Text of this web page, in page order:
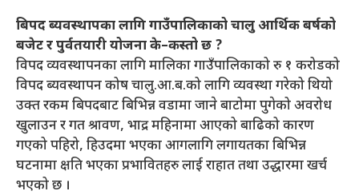
बिपद ब्यवस्थापका लागि गाउँपालिकाको चालु आर्थिक बर्षको
बजेट र पुर्वतयारी योजना के–कस्तो छ ?
विपद व्यवस्थापनका लागि मालिका गाउँपालिकाको रु १ करोडको
विपद ब्यवस्थापन कोष चालु.आ.ब.को लागि व्यवस्था गरेको थियो
उक्त रकम बिपदबाट बिभिन्न वडामा जाने बाटोमा पुगेको अवरोध
खुलाउन र गत श्रावण, भाद्र महिनामा आएको बाढिको कारण
गएको पहिरो, हिउदमा भएका आगलागि लगायतका बिभिन्न
घटनामा क्षति भएका प्रभावितहरु लाई राहात तथा उद्धारमा खर्च
भएको छ ।